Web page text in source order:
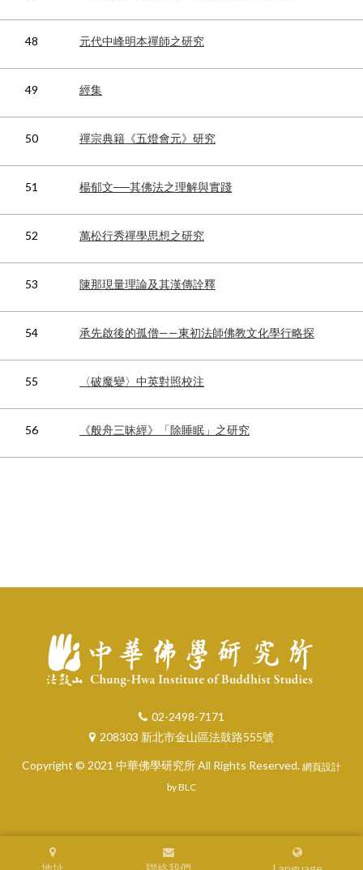
48 元代中峰明本禪師之研究
49 經集
50 禪宗典籍《五燈會元》研究
51 楊郁文──其佛法之理解與實踐
52 萬松行秀禪學思想之研究
53 陳那現量理論及其漢傳詮釋
54 承先啟後的孤僧——東初法師佛教文化學行略探
55 〈破魔變〉中英對照校注
56 《般舟三昧經》「除睡眠」之研究
02-2498-7171
208303 新北市金山區法鼓路555號
Copyright © 2021 中華佛學研究所 All Rights Reserved. 網頁設計
by BLC